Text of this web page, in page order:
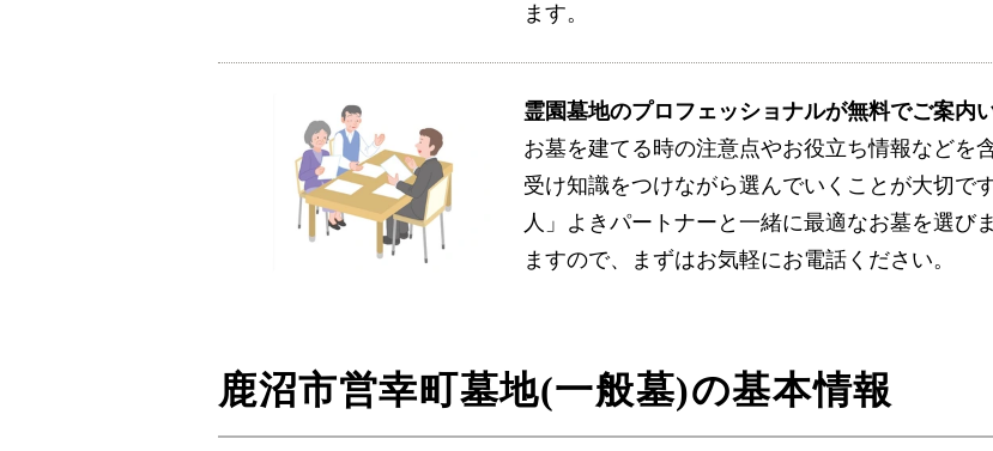
ます。
霊園墓地のプロフェッショナルが無料でご案内
お墓を建てる時の注意点やお役立ち情報などを
受け知識をつけながら選んでいくことが大切で
人」よきパートナーと一緒に最適なお墓を選び
ますので、まずはお気軽にお電話ください。
鹿沼市営幸町墓地(一般墓)の基本情報